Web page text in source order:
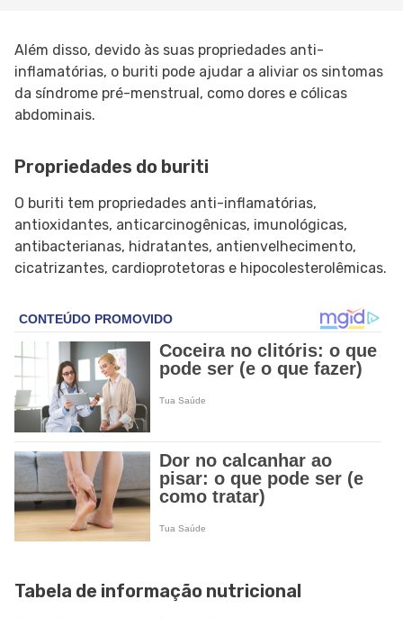
Além disso, devido às suas propriedades anti-
inflamatórias, o buriti pode ajudar a aliviar os sintomas
da síndrome pré-menstrual, como dores e cólicas
abdominais.
Propriedades do buriti
O buriti tem propriedades anti-inflamatórias,
antioxidantes, anticarcinogênicas, imunológicas,
antibacterianas, hidratantes, antienvelhecimento,
cicatrizantes, cardioprotetoras e hipocolesterolêmicas.
Tabela de informação nutricional